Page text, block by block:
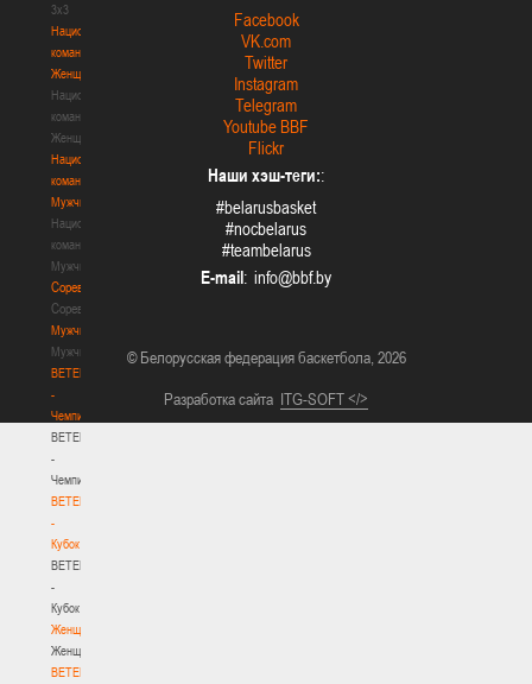
3х3
Национальная
команда.
Женщины
Национальная
команда.
Женщины
Национальная
команда.
Мужчины
Национальная
команда.
Мужчины
Соревнования
Соревнования
Мужчины
Мужчины
BETERA
-
Чемпионат
BETERA
-
Чемпионат
BETERA
-
Кубок
BETERA
-
Кубок
Женщины
Женщины
BETERA
Facebook
VK.com
Twitter
Instagram
Telegram
Youtube BBF
Flickr
Наши хэш-теги::
#belarusbasket
#nocbelarus
#teambelarus
E-mail:
© Белорусская федерация баскетбола, 2026
Разработка сайта ITG-SOFT </>